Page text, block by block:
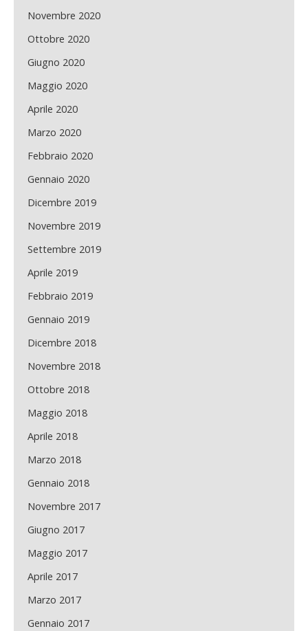
Novembre 2020
Ottobre 2020
Giugno 2020
Maggio 2020
Aprile 2020
Marzo 2020
Febbraio 2020
Gennaio 2020
Dicembre 2019
Novembre 2019
Settembre 2019
Aprile 2019
Febbraio 2019
Gennaio 2019
Dicembre 2018
Novembre 2018
Ottobre 2018
Maggio 2018
Aprile 2018
Marzo 2018
Gennaio 2018
Novembre 2017
Giugno 2017
Maggio 2017
Aprile 2017
Marzo 2017
Gennaio 2017